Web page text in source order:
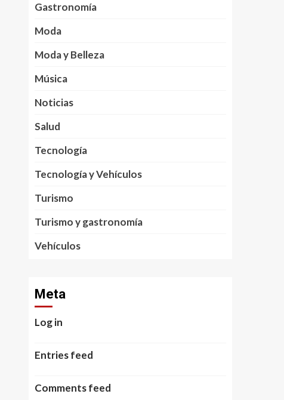
Gastronomía
Moda
Moda y Belleza
Música
Noticias
Salud
Tecnología
Tecnología y Vehículos
Turismo
Turismo y gastronomía
Vehículos
Meta
Log in
Entries feed
Comments feed